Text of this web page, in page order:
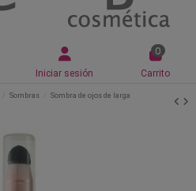
Iniciar sesión
0
Carrito
Sombras
Sombra de ojos de larga